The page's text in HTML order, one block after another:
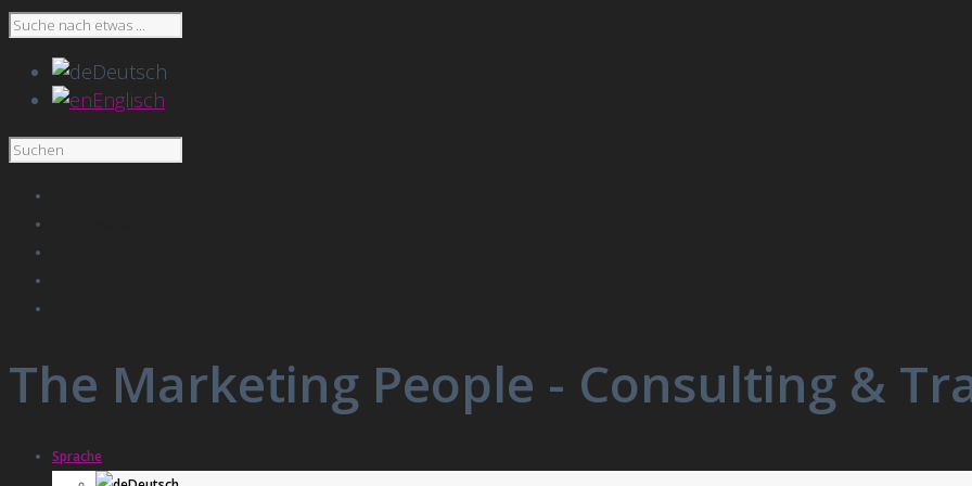
Deutsch
Englisch
The Marketing People - Consulting &
Sprache